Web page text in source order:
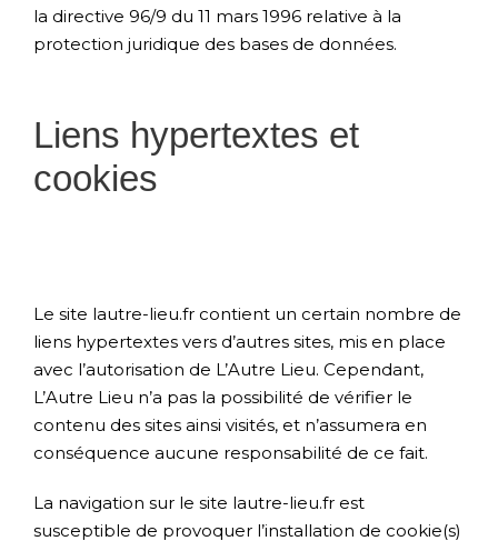
la directive 96/9 du 11 mars 1996 relative à la
protection juridique des bases de données.
Liens hypertextes et
cookies
Le site lautre-lieu.fr contient un certain nombre de
liens hypertextes vers d’autres sites, mis en place
avec l’autorisation de L’Autre Lieu. Cependant,
L’Autre Lieu n’a pas la possibilité de vérifier le
contenu des sites ainsi visités, et n’assumera en
conséquence aucune responsabilité de ce fait.
La navigation sur le site lautre-lieu.fr est
susceptible de provoquer l’installation de cookie(s)